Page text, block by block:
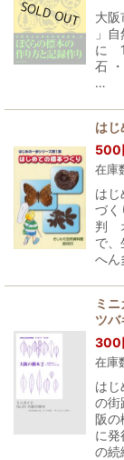
大
」
に
石
…
はじ
500
在庫
は
づ
判
で、
へん
ミ
ツバ
300
在庫
はじ
の街
阪の
に発
の続